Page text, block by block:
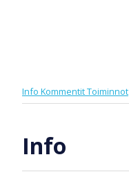
Info KommentitToiminnot
Info